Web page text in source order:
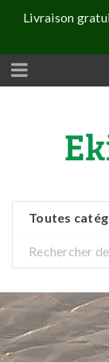
Livraison
Toutes